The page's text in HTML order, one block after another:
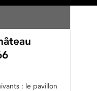
: le pavillon